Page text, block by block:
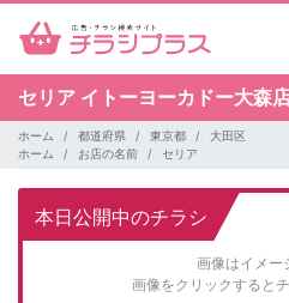
セリア イトーヨーカドー大森
ホーム 都道府県 東京都
大田区
ホーム
お店の名前 セリア
本日公開中のチラシ
画像はイメー
画像をクリックすると